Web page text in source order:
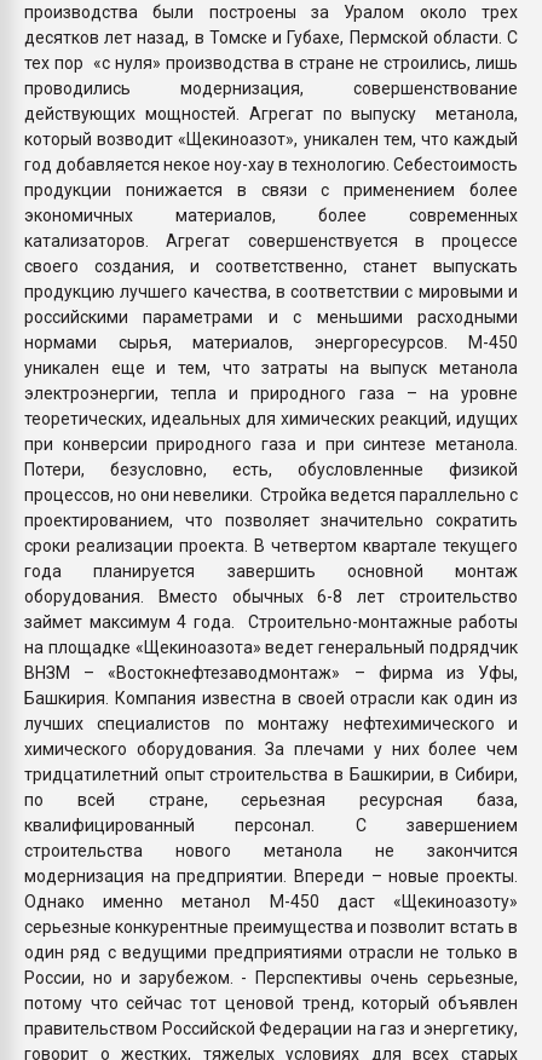
производства были построены за Уралом около трех
десятков лет назад, в Томске и Губахе, Пермской области. С
тех пор «с нуля» производства в стране не строились, лишь
проводились модернизация, совершенствование
действующих мощностей. Агрегат по выпуску метанола,
который возводит «Щекиноазот», уникален тем, что каждый
год добавляется некое ноу-хау в технологию. Себестоимость
продукции понижается в связи с применением более
экономичных материалов, более современных
катализаторов. Агрегат совершенствуется в процессе
своего создания, и соответственно, станет выпускать
продукцию лучшего качества, в соответствии с мировыми и
российскими параметрами и с меньшими расходными
нормами сырья, материалов, энергоресурсов. М-450
уникален еще и тем, что затраты на выпуск метанола
электроэнергии, тепла и природного газа – на уровне
теоретических, идеальных для химических реакций, идущих
при конверсии природного газа и при синтезе метанола.
Потери, безусловно, есть, обусловленные физикой
процессов, но они невелики. Стройка ведется параллельно с
проектированием, что позволяет значительно сократить
сроки реализации проекта. В четвертом квартале текущего
года планируется завершить основной монтаж
оборудования. Вместо обычных 6-8 лет строительство
займет максимум 4 года. Строительно-монтажные работы
на площадке «Щекиноазота» ведет генеральный подрядчик
ВНЗМ – «Востокнефтезаводмонтаж» – фирма из Уфы,
Башкирия. Компания известна в своей отрасли как один из
лучших специалистов по монтажу нефтехимического и
химического оборудования. За плечами у них более чем
тридцатилетний опыт строительства в Башкирии, в Сибири,
по всей стране, серьезная ресурсная база,
квалифицированный персонал. С завершением
строительства нового метанола не закончится
модернизация на предприятии. Впереди – новые проекты.
Однако именно метанол М-450 даст «Щекиноазоту»
серьезные конкурентные преимущества и позволит встать в
один ряд с ведущими предприятиями отрасли не только в
России, но и зарубежом. - Перспективы очень серьезные,
потому что сейчас тот ценовой тренд, который объявлен
правительством Российской Федерации на газ и энергетику,
говорит о жестких, тяжелых условиях для всех старых